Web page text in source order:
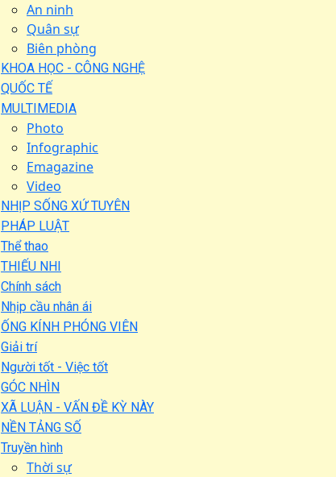
An ninh
Quân sự
Biên phòng
KHOA HỌC - CÔNG NGHỆ
QUỐC TẾ
MULTIMEDIA
Photo
Infographic
Emagazine
Video
NHỊP SỐNG XỨ TUYÊN
PHÁP LUẬT
Thể thao
THIẾU NHI
Chính sách
Nhịp cầu nhân ái
ỐNG KÍNH PHÓNG VIÊN
Giải trí
Người tốt - Việc tốt
GÓC NHÌN
XÃ LUẬN - VẤN ĐỀ KỲ NÀY
NỀN TẢNG SỐ
Truyền hình
Thời sự